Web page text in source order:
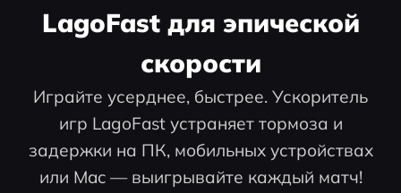
LagoFast для эпической
скорости
Играйте усерднее, быстрее. Ускоритель
игр LagoFast устраняет тормоза и
задержки на ПК, мобильных устройствах
или Mac — выигрывайте каждый матч!